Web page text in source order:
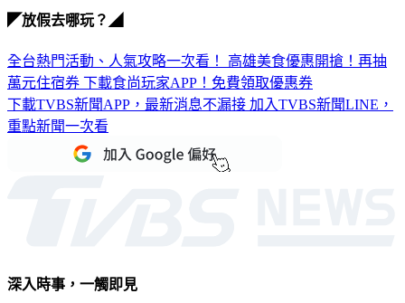
◤放假去哪玩？◢
全台熱門活動、人氣攻略一次看！ 高雄美食優惠開搶！再抽
萬元住宿券 下載食尚玩家APP！免費領取優惠券
下載TVBS新聞APP，最新消息不漏接 加入TVBS新聞LINE，
重點新聞一次看
深入時事，一觸即見